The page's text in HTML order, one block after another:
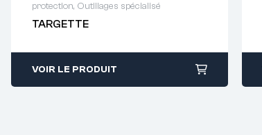
protection, Outillages spécialisé
TARGETTE
Demande de devis : 01 64 88 93
38
VOIR LE PRODUIT